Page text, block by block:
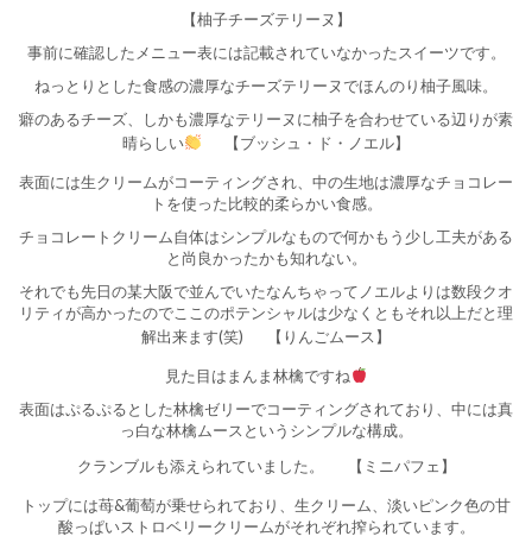
【柚子チーズテリーヌ】
事前に確認したメニュー表には記載されていなかったスイーツです。
ねっとりとした食感の濃厚なチーズテリーヌでほんのり柚子風味。
癖のあるチーズ、しかも濃厚なテリーヌに柚子を合わせている辺りが素
晴らしい
【ブッシュ・ド・ノエル】
表面には生クリームがコーティングされ、中の生地は濃厚なチョコレー
トを使った比較的柔らかい食感。
チョコレートクリーム自体はシンプルなもので何かもう少し工夫がある
と尚良かったかも知れない。
それでも先日の某大阪で並んでいたなんちゃってノエルよりは数段クオ
リティが高かったのでここのポテンシャルは少なくともそれ以上だと理
解出来ます(笑)
【りんごムース】
見た目はまんま林檎ですね
表面はぷるぷるとした林檎ゼリーでコーティングされており、中には真
っ白な林檎ムースというシンプルな構成。
クランブルも添えられていました。
【ミニパフェ】
トップには苺&葡萄が乗せられており、生クリーム、淡いピンク色の甘
酸っぱいストロベリークリームがそれぞれ搾られています。